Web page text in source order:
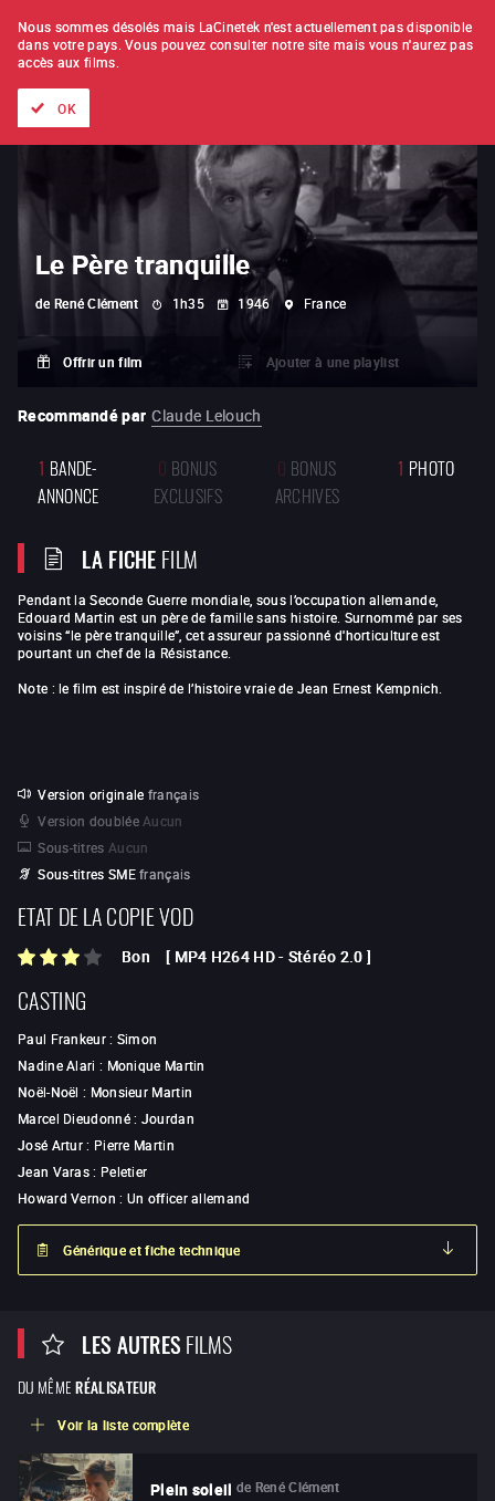
À L'UNITÉ ABONNEMENT
Le Père tranquille
de René Clément 1h35 1946 France
Offrir un film Ajouter à une playlist
Recommandé par Claude Lelouch
1 BANDE-
ANNONCE
0 BONUS
EXCLUSIFS
0 BONUS
ARCHIVES
1 PHOTO
LA FICHEFILM
Pendant la Seconde Guerre mondiale, sous l’occupation allemande,
Edouard Martin est un père de famille sans histoire. Surnommé par ses
voisins “le père tranquille”, cet assureur passionné d'horticulture est
pourtant un chef de la Résistance.
Note : le film est inspiré de l’histoire vraie de Jean Ernest Kempnich.
Version originale français
Version doublée Aucun
Sous-titres Aucun
Sous-titres SME français
ETAT DE LA COPIE VOD
Bon [ MP4 H264 HD- Stéréo 2.0 ]
CASTING
Paul Frankeur: Simon
Nadine Alari : Monique Martin
Noël-Noël : Monsieur Martin
Marcel Dieudonné: Jourdan
José Artur: Pierre Martin
Jean Varas: Peletier
Howard Vernon : Un officer allemand
Générique et fiche technique
LES AUTRESFILMS
DU MÊME RÉALISATEUR
Voir la liste complète
Plein soleil de René Clément
Nous sommes désolés mais LaCinetek n'est actuellement pas disponible
dans votre pays. Vous pouvez consulter notre site mais vous n'aurez pas
accès aux films.
OK